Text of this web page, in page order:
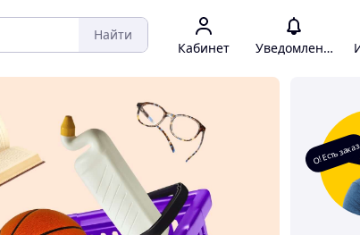
Найти
Кабинет Уведомления
О! Есть заказ